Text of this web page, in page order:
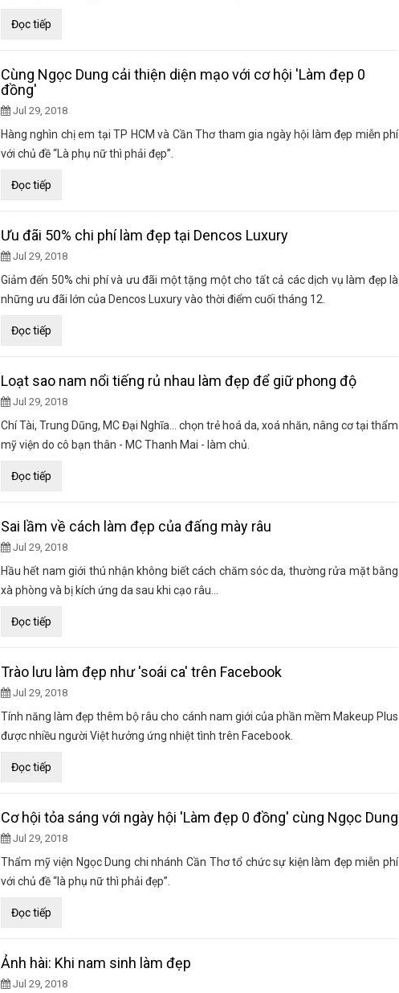
Đọc tiếp
Cùng Ngọc Dung cải thiện diện mạo với cơ hội 'Làm đẹp 0
đồng'
Jul 29, 2018
Hàng nghìn chị em tại TP HCM và Cần Thơ tham gia ngày hội làm đẹp miễn phí
với chủ đề “Là phụ nữ thì phải đẹp”.
Đọc tiếp
Ưu đãi 50% chi phí làm đẹp tại Dencos Luxury
Jul 29, 2018
Giảm đến 50% chi phí và ưu đãi một tặng một cho tất cả các dịch vụ làm đẹp là
những ưu đãi lớn của Dencos Luxury vào thời điểm cuối tháng 12.
Đọc tiếp
Loạt sao nam nổi tiếng rủ nhau làm đẹp để giữ phong độ
Jul 29, 2018
Chí Tài, Trung Dũng, MC Đại Nghĩa... chọn trẻ hoá da, xoá nhăn, nâng cơ tại thẩm
mỹ viện do cô bạn thân - MC Thanh Mai - làm chủ.
Đọc tiếp
Sai lầm về cách làm đẹp của đấng mày râu
Jul 29, 2018
Hầu hết nam giới thú nhận không biết cách chăm sóc da, thường rửa mặt bằng
xà phòng và bị kích ứng da sau khi cạo râu...
Đọc tiếp
Trào lưu làm đẹp như 'soái ca' trên Facebook
Jul 29, 2018
Tính năng làm đẹp thêm bộ râu cho cánh nam giới của phần mềm Makeup Plus
được nhiều người Việt hưởng ứng nhiệt tình trên Facebook.
Đọc tiếp
Cơ hội tỏa sáng với ngày hội 'Làm đẹp 0 đồng' cùng Ngọc Dung
Jul 29, 2018
Thẩm mỹ viện Ngọc Dung chi nhánh Cần Thơ tổ chức sự kiện làm đẹp miễn phí
với chủ đề “là phụ nữ thì phải đẹp”.
Đọc tiếp
Ảnh hài: Khi nam sinh làm đẹp
Jul 29, 2018